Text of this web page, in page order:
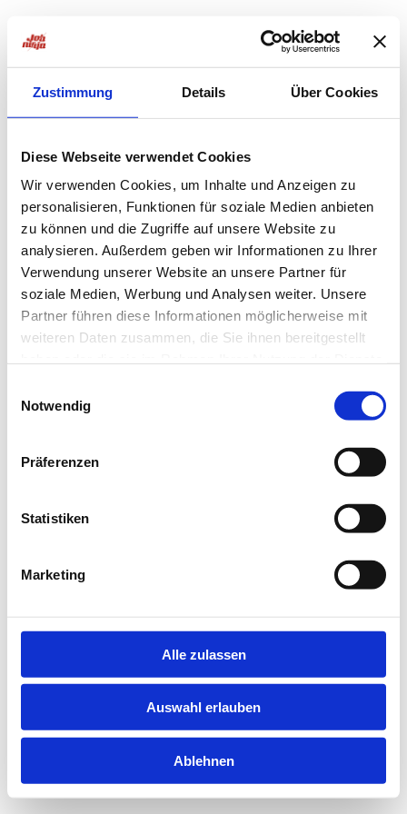
Zustimmung Details Über Cookies
Diese Webseite verwendet Cookies
Wir verwenden Cookies, um Inhalte und Anzeigen zu
personalisieren, Funktionen für soziale Medien anbieten
zu können und die Zugriffe auf unsere Website zu
analysieren. Außerdem geben wir Informationen zu Ihrer
Verwendung unserer Website an unsere Partner für
soziale Medien, Werbung und Analysen weiter. Unsere
Partner führen diese Informationen möglicherweise mit
weiteren Daten zusammen, die Sie ihnen bereitgestellt
Notwendig
Präferenzen
Statistiken
Marketing
Alle zulassen
Auswahl erlauben
Ablehnen
loadingjobninja.com
for more